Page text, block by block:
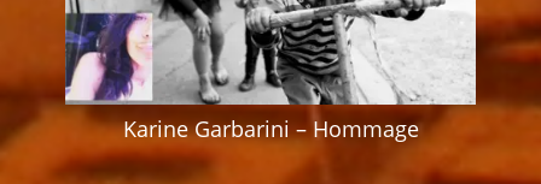
Karine Garbarini – Hommage